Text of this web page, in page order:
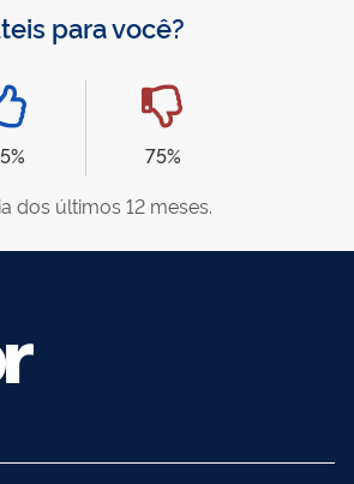
para você?
75%
dos últimos 12 meses.